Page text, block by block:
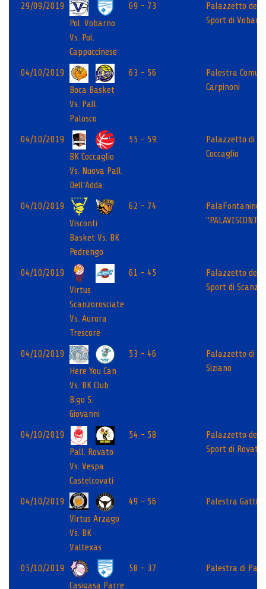
29/09/2019
Pol. Vobarno
Vs. Pol.
Cappuccinese
69 - 73
Palazzetto dello
Sport di
04/10/2019
Boca Basket
Vs. Pall.
Palosco
63 - 56
Palestra
Carpinoni
04/10/2019
BK Coccaglio
Vs. Nuova Pall.
Dell'Adda
55 - 59
Palazzetto di
Coccaglio
04/10/2019
Visconti
Basket Vs. BK
Pedrengo
62 - 74
PalaFontanine
"PALAVISCONTI"
04/10/2019
Virtus
Scanzorosciate
Vs. Aurora
Trescore
61 - 45
Palazzetto dello
Sport di Scanzo
04/10/2019
Here You Can
Vs. BK Club
B.go S.
Giovanni
53 - 46
Palazzetto di
Siziano
04/10/2019
Pall. Rovato
Vs. Vespa
Castelcovati
54 - 58
Palazzetto dello
Sport di Rovato
04/10/2019
Virtus Arzago
Vs. BK
Valtexas
49 - 56 Palestra Gatti
05/10/2019
Casigasa Parre
58 - 37 Palestra di